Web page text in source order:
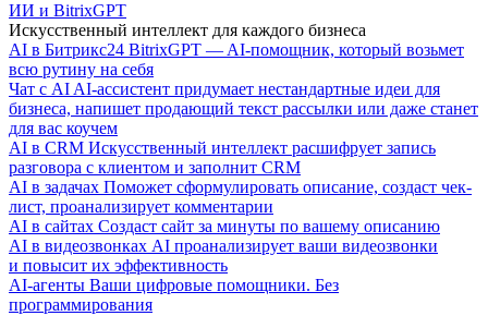
ИИ и BitrixGPT
Искусственный интеллект для каждого бизнеса
AI в Битрикс24 BitrixGPT — AI-помощник, который возьмет
всю рутину на себя
Чат с AI AI-ассистент придумает нестандартные идеи для
бизнеса, напишет продающий текст рассылки или даже станет
для вас коучем
AI в CRM Искусственный интеллект расшифрует запись
разговора с клиентом и заполнит CRM
AI в задачах Поможет сформулировать описание, создаст чек-
лист, проанализирует комментарии
AI в сайтах Создаст сайт за минуты по вашему описанию
AI в видеозвонках AI проанализирует ваши видеозвонки
и повысит их эффективность
AI-агенты Ваши цифровые помощники. Без
программирования